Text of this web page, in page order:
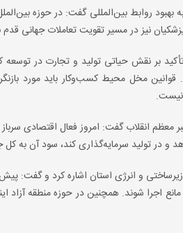
بهبود روابط بین‌المللی گفت: در حوزه
نیز در مسیر تقویت تعاملات جهانی
با تأکید بر نقش حیاتی تولید و تجارت
مخل محیط کسب‌وکار باید مورد
معظم انقلاب گفت: امروز فعال اقتصادی
و در تولید سرمایه‌گذاری کند، سود آن
و انرژی استان اشاره کرد و گفت: